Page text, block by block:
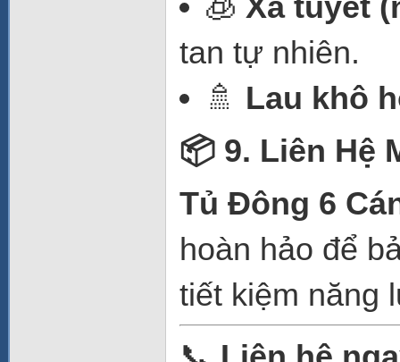
tan tự nhiên.
🚿 Lau khô
📦 9. Liên Hệ
Tủ Đông 6
hoàn hảo để
tiết kiệm năng